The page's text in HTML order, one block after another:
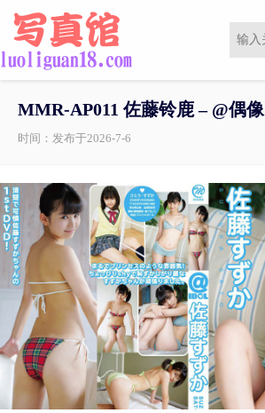
MMR-AP011 佐藤铃鹿 – @偶像
时间：发布于2026-7-6